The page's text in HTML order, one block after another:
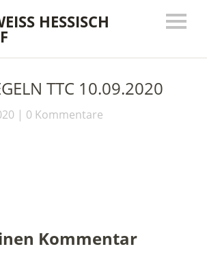
HESSISCH
TTC 10.09.2020
0 Kommentare
Kommentar